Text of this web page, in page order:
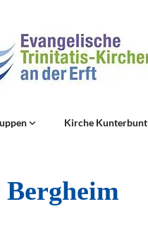
Kirche Kunterbunt